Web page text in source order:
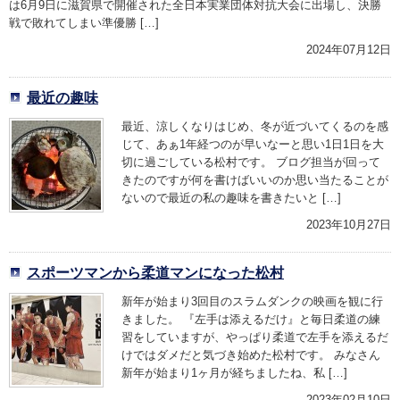
は6月9日に滋賀県で開催された全日本実業団体対抗大会に出場し、決勝
戦で敗れてしまい準優勝 […]
2024年07月12日
最近の趣味
最近、涼しくなりはじめ、冬が近づいてくるのを感
じて、あぁ1年経つのが早いなーと思い1日1日を大
切に過ごしている松村です。 ブログ担当が回って
きたのですが何を書けばいいのか思い当たることが
ないので最近の私の趣味を書きたいと […]
2023年10月27日
スポーツマンから柔道マンになった松村
新年が始まり3回目のスラムダンクの映画を観に行
きました。 『左手は添えるだけ』と毎日柔道の練
習をしていますが、やっぱり柔道で左手を添えるだ
けではダメだと気づき始めた松村です。 みなさん
新年が始まり1ヶ月が経ちましたね、私 […]